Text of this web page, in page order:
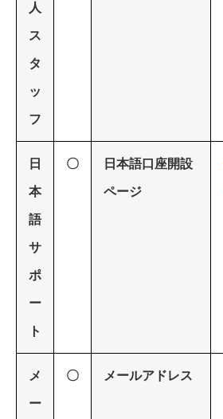
人
ス
タ
ッ
フ
日
本
語
サ
ポ
ー
ト
〇 日本語口座開設
ページ
メ
ー
〇 メールアドレス